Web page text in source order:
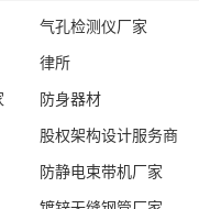
气孔检测仪厂家
律所
防身器材
股权架构设计服务商
防静电束带机厂家